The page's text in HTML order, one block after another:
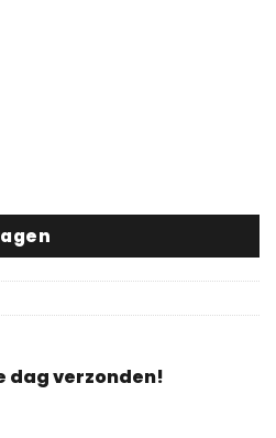
dag verzonden!